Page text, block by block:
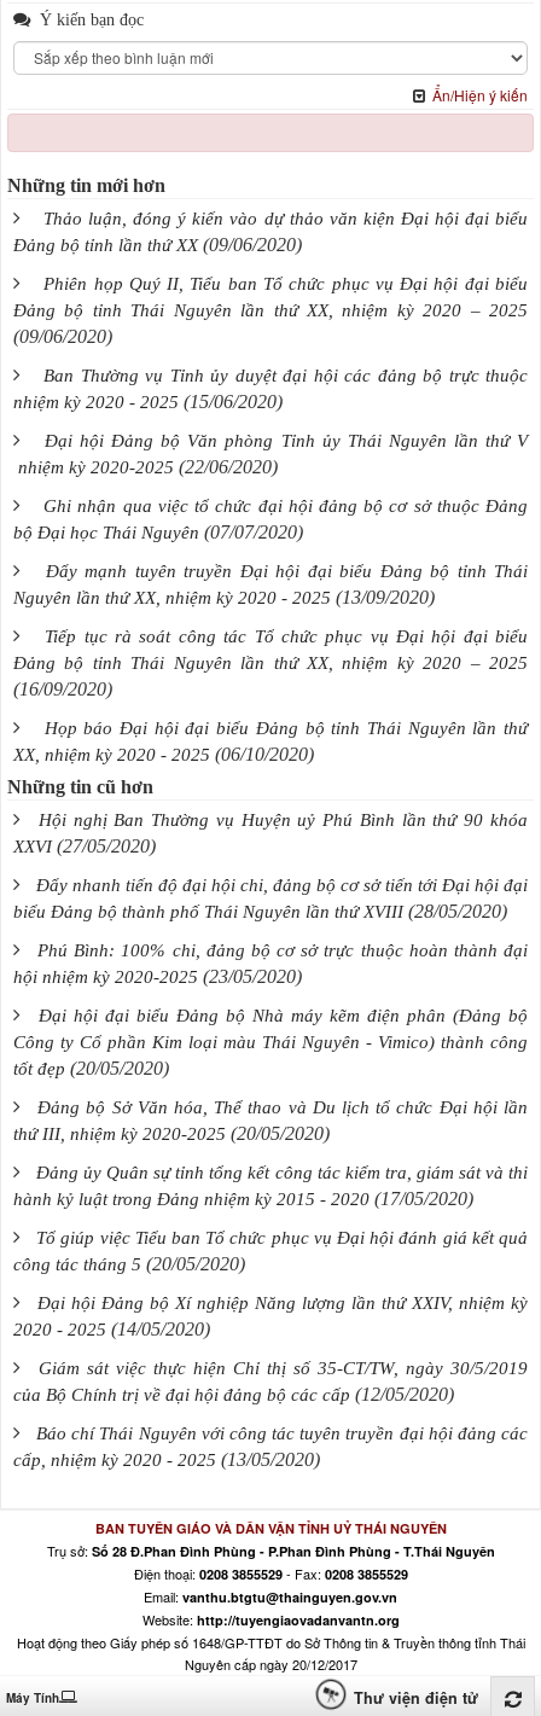
Ý kiến bạn đọc
Ẩn/Hiện ý kiến
Những tin mới hơn
Thảo luận, đóng ý kiến vào dự thảo văn kiện Đại hội đại biểu
Đảng bộ tỉnh lần thứ XX (09/06/2020)
Phiên họp Quý II, Tiểu ban Tổ chức phục vụ Đại hội đại biểu
Đảng bộ tỉnh Thái Nguyên lần thứ XX, nhiệm kỳ 2020 – 2025
(09/06/2020)
Ban Thường vụ Tỉnh ủy duyệt đại hội các đảng bộ trực thuộc
nhiệm kỳ 2020 - 2025 (15/06/2020)
Đại hội Đảng bộ Văn phòng Tỉnh ủy Thái Nguyên lần thứ V
nhiệm kỳ 2020-2025 (22/06/2020)
Ghi nhận qua việc tổ chức đại hội đảng bộ cơ sở thuộc Đảng
bộ Đại học Thái Nguyên (07/07/2020)
Đẩy mạnh tuyên truyền Đại hội đại biểu Đảng bộ tỉnh Thái
Nguyên lần thứ XX, nhiệm kỳ 2020 - 2025 (13/09/2020)
Tiếp tục rà soát công tác Tổ chức phục vụ Đại hội đại biểu
Đảng bộ tỉnh Thái Nguyên lần thứ XX, nhiệm kỳ 2020 – 2025
(16/09/2020)
Họp báo Đại hội đại biểu Đảng bộ tỉnh Thái Nguyên lần thứ
XX, nhiệm kỳ 2020 - 2025 (06/10/2020)
Những tin cũ hơn
Hội nghị Ban Thường vụ Huyện uỷ Phú Bình lần thứ 90 khóa
XXVI (27/05/2020)
Đẩy nhanh tiến độ đại hội chi, đảng bộ cơ sở tiến tới Đại hội đại
biểu Đảng bộ thành phố Thái Nguyên lần thứ XVIII (28/05/2020)
Phú Bình: 100% chi, đảng bộ cơ sở trực thuộc hoàn thành đại
hội nhiệm kỳ 2020-2025 (23/05/2020)
Đại hội đại biểu Đảng bộ Nhà máy kẽm điện phân (Đảng bộ
Công ty Cổ phần Kim loại màu Thái Nguyên - Vimico) thành công
tốt đẹp (20/05/2020)
Đảng bộ Sở Văn hóa, Thể thao và Du lịch tổ chức Đại hội lần
thứ III, nhiệm kỳ 2020-2025 (20/05/2020)
Đảng ủy Quân sự tỉnh tổng kết công tác kiểm tra, giám sát và thi
hành kỷ luật trong Đảng nhiệm kỳ 2015 - 2020 (17/05/2020)
Tổ giúp việc Tiểu ban Tổ chức phục vụ Đại hội đánh giá kết quả
công tác tháng 5 (20/05/2020)
Đại hội Đảng bộ Xí nghiệp Năng lượng lần thứ XXIV, nhiệm kỳ
2020 - 2025 (14/05/2020)
Giám sát việc thực hiện Chỉ thị số 35-CT/TW, ngày 30/5/2019
của Bộ Chính trị về đại hội đảng bộ các cấp (12/05/2020)
Báo chí Thái Nguyên với công tác tuyên truyền đại hội đảng các
cấp, nhiệm kỳ 2020 - 2025 (13/05/2020)
BAN TUYÊN GIÁO VÀ DÂN VẬN TỈNH UỶ THÁI NGUYÊN
Trụ sở: Số 28 Đ.Phan Đình Phùng - P.Phan Đình Phùng - T.Thái Nguyên
Điện thoại: 0208 3855529- Fax: 0208 3855529
Email: vanthu.btgtu@thainguyen.gov.vn
Website: http://tuyengiaovadanvantn.org
Hoạt động theo Giấy phép số 1648/GP-TTĐT do Sở Thông tin & Truyền thông tỉnh Thái
Nguyên cấp ngày 20/12/2017
Máy Tính Thư viện điện tử